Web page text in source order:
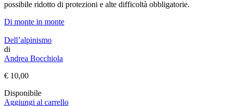
possibile ridotto di protezioni e alte difficoltà obbligatorie.
Di monte in monte
Dell’alpinismo
di
Andrea Bocchiola
€ 10,00
Disponibile
Aggiungi al carrello